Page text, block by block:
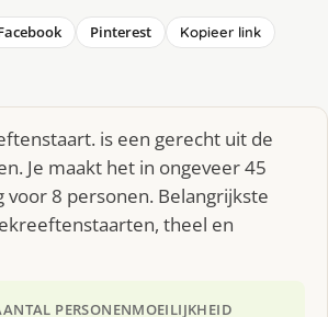
Pinterest
Kopieer link
is een gerecht uit de
Je maakt het in ongeveer 45
voor 8 personen. Belangrijkste
theel en
PERSONENMOEILIJKHEID